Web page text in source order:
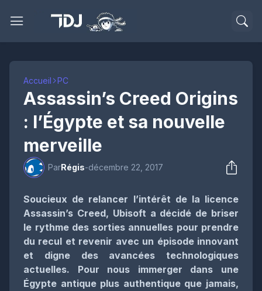
Accueil PC
Assassin’s Creed Origins
: l’Égypte et sa nouvelle
merveille
ParRégis-décembre 22, 2017
Soucieux de relancer l’intérêt de la licence
Assassin’s Creed, Ubisoft a décidé de briser
le rythme des sorties annuelles pour prendre
du recul et revenir avec un épisode innovant
et digne des avancées technologiques
actuelles. Pour nous immerger dans une
Égypte antique plus authentique que jamais,